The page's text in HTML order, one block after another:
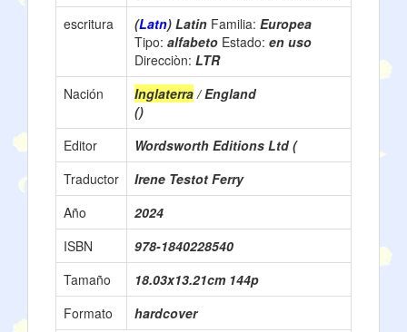
escritura
(Latn) Latin Familia: Europea
Tipo: alfabeto Estado: en uso
Direcciòn: LTR
Nación
Inglaterra / England
()
Editor
Wordsworth Editions Ltd (
Traductor
Irene Testot Ferry
Año
2024
ISBN
978-1840228540
Tamaño
18.03x13.21cm 144p
Formato
hardcover